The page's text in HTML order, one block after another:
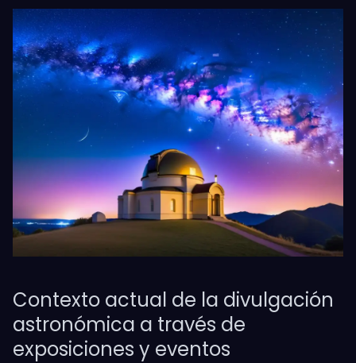
Contexto actual de la divulgación
astronómica a través de
exposiciones y eventos